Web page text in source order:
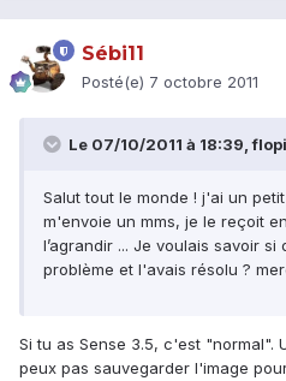
Sébi11
Posté(e) 7 octobre 2011
Le 07/10/2011 à 18:39,
Salut tout le monde ! j'ai un
m'envoie un mms, je le reçoit
l’agrandir ... Je voulais savoir
problème et l'avais résolu ?
Si tu as Sense 3.5, c'est "normal".
peux pas sauvegarder l'image